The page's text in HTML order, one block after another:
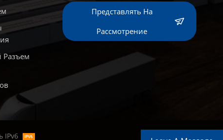
Представлять На
Рассмотрение
IPv6